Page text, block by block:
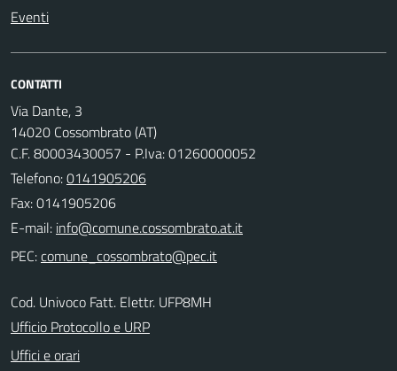
Eventi
CONTATTI
Via Dante, 3
14020 Cossombrato (AT)
C.F. 80003430057 - P.Iva: 01260000052
Telefono:0141905206
Fax: 0141905206
E-mail:
PEC:
Cod. Univoco Fatt. Elettr. UFP8MH
Ufficio Protocollo e URP
Uffici e orari